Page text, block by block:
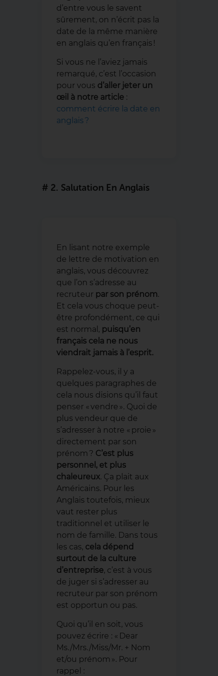
d’entre vous le savent
sûrement, on n’écrit pas la
date de la même manière
en anglais qu’en français !
Si vous ne l’aviez jamais
remarqué, c’est l’occasion
pour vous d’aller jeter un
œil à notre article :
comment écrire la date en
anglais ?
# 2. Salutation En Anglais
En lisant notre exemple
de lettre de motivation en
anglais, vous découvrez
que l’on s’adresse au
recruteur par son prénom.
Et cela vous choque peut-
être profondément, ce qui
est normal, puisqu’en
français cela ne nous
viendrait jamais à l’esprit.
Rappelez-vous, il y a
quelques paragraphes de
cela nous disions qu’il faut
penser « vendre ». Quoi de
plus vendeur que de
s’adresser à notre « proie »
directement par son
prénom ? C’est plus
personnel, et plus
chaleureux. Ça plait aux
Américains. Pour les
Anglais toutefois, mieux
vaut rester plus
traditionnel et utiliser le
nom de famille. Dans tous
les cas, cela dépend
surtout de la culture
d’entreprise, c’est à vous
de juger si s’adresser au
recruteur par son prénom
est opportun ou pas.
Quoi qu’il en soit, vous
pouvez écrire : « Dear
Ms./Mrs./Miss/Mr. + Nom
et/ou prénom ». Pour
rappel :